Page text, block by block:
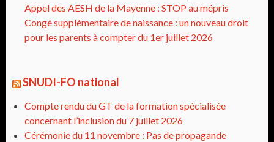
Appel des AESH de la Mayenne : STOP au mépris
Congé supplémentaire de naissance : un nouveau droit
pour les parents à compter du 1er juillet 2026
SNUDI-FO national
Compte rendu du GT de la formation spécialisée
concernant l’inclusion du 7 juillet 2026
Cérémonie du 11 novembre : Pas de propagande